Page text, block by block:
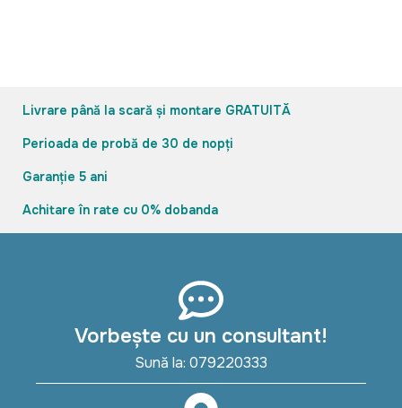
Livrare până la scară și montare GRATUITĂ
Perioada de probă de 30 de nopți
Garanție 5 ani
Achitare în rate cu 0% dobanda
Vorbește cu un consultant!
Sună la: 079220333